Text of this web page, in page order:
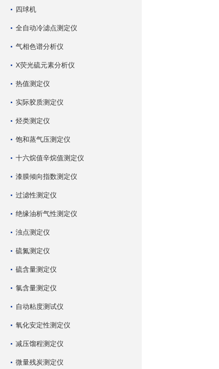
四球机
全自动冷滤点测定仪
气相色谱分析仪
X荧光硫元素分析仪
热值测定仪
实际胶质测定仪
烃类测定仪
饱和蒸气压测定仪
十六烷值辛烷值测定仪
漆膜倾向指数测定仪
过滤性测定仪
绝缘油析气性测定仪
浊点测定仪
硫氮测定仪
硫含量测定仪
氯含量测定仪
自动粘度测试仪
氧化安定性测定仪
减压馏程测定仪
微量残炭测定仪